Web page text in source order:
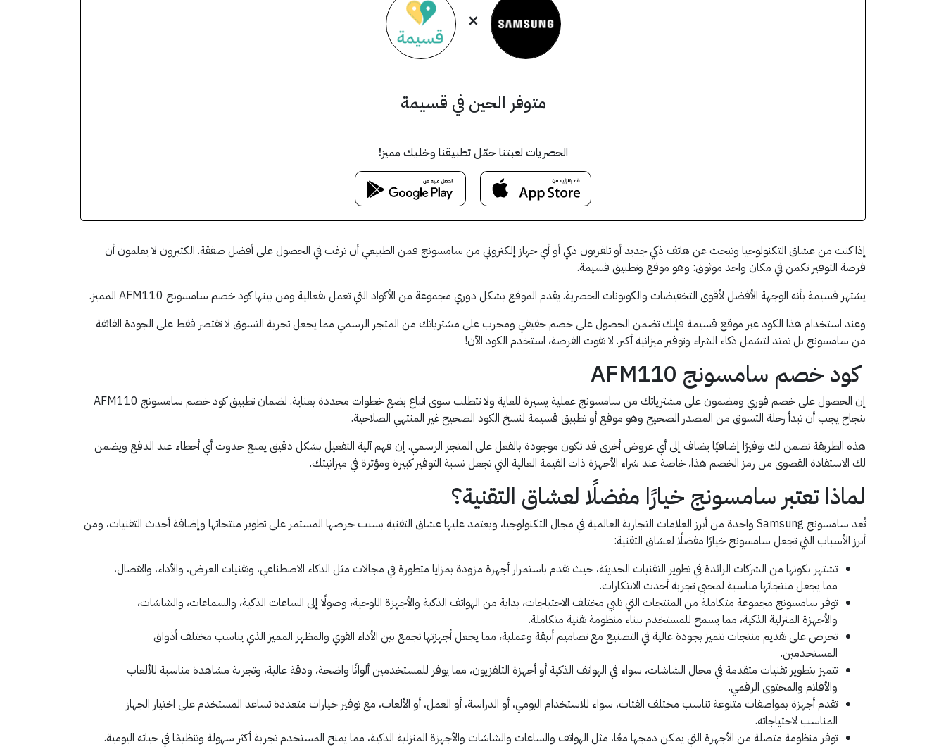
×
متوفر الحين في قسيمة
الحصريات لعبتنا حمّل تطبيقنا وخليك مميز!
إذا كنت من عشاق التكنولوجيا وتبحث عن هاتف ذكي جديد أو تلفزيون ذكي أو أي جهاز إلكتروني من سامسونج فمن الطبيعي أن ترغب في الحصول على أفضل صفقة. الكثيرون لا يعلمون أن
فرصة التوفير تكمن في مكان واحد موثوق: وهو موقع وتطبيق قسيمة.
يشتهر قسيمة بأنه الوجهة الأفضل لأقوى التخفيضات والكوبونات الحصرية. يقدم الموقع بشكل دوري مجموعة من الأكواد التي تعمل بفعالية ومن بينها كود خصم سامسونج AFM110 المميز.
وعند استخدام هذا الكود عبر موقع قسيمة فإنك تضمن الحصول على خصم حقيقي ومجرب على مشترياتك من المتجر الرسمي مما يجعل تجربة التسوق لا تقتصر فقط على الجودة الفائقة
من سامسونج بل تمتد لتشمل ذكاء الشراء وتوفير ميزانية أكبر. لا تفوت الفرصة، استخدم الكود الآن!
كود خصم سامسونج AFM110
إن الحصول على خصم فوري ومضمون على مشترياتك من سامسونج عملية يسيرة للغاية ولا تتطلب سوى اتباع بضع خطوات محددة بعناية. لضمان تطبيق كود خصم سامسونج AFM110
بنجاح يجب أن تبدأ رحلة التسوق من المصدر الصحيح وهو موقع أو تطبيق قسيمة لنسخ الكود الصحيح غير المنتهي الصلاحية.
هذه الطريقة تضمن لك توفيرًا إضافيًا يضاف إلى أي عروض أخرى قد تكون موجودة بالفعل على المتجر الرسمي. إن فهم آلية التفعيل بشكل دقيق يمنع حدوث أي أخطاء عند الدفع ويضمن
لك الاستفادة القصوى من رمز الخصم هذا، خاصة عند شراء الأجهزة ذات القيمة العالية التي تجعل نسبة التوفير كبيرة ومؤثرة في ميزانيتك.
لماذا تعتبر سامسونج خيارًا مفضلًا لعشاق التقنية؟
تُعد سامسونج Samsung واحدة من أبرز العلامات التجارية العالمية في مجال التكنولوجيا، ويعتمد عليها عشاق التقنية بسبب حرصها المستمر على تطوير منتجاتها وإضافة أحدث التقنيات، ومن
أبرز الأسباب التي تجعل سامسونج خيارًا مفضلًا لعشاق التقنية:
تشتهر بكونها من الشركات الرائدة في تطوير التقنيات الحديثة، حيث تقدم باستمرار أجهزة مزودة بمزايا متطورة في مجالات مثل الذكاء الاصطناعي، وتقنيات العرض، والأداء، والاتصال،
مما يجعل منتجاتها مناسبة لمحبي تجربة أحدث الابتكارات.
توفر سامسونج مجموعة متكاملة من المنتجات التي تلبي مختلف الاحتياجات، بداية من الهواتف الذكية والأجهزة اللوحية، وصولًا إلى الساعات الذكية، والسماعات، والشاشات،
والأجهزة المنزلية الذكية، مما يسمح للمستخدم ببناء منظومة تقنية متكاملة.
تحرص على تقديم منتجات تتميز بجودة عالية في التصنيع مع تصاميم أنيقة وعملية، مما يجعل أجهزتها تجمع بين الأداء القوي والمظهر المميز الذي يناسب مختلف أذواق
المستخدمين.
تتميز بتطوير تقنيات متقدمة في مجال الشاشات، سواء في الهواتف الذكية أو أجهزة التلفزيون، مما يوفر للمستخدمين ألوانًا واضحة، ودقة عالية، وتجربة مشاهدة مناسبة للألعاب
والأفلام والمحتوى الرقمي.
تقدم أجهزة بمواصفات متنوعة تناسب مختلف الفئات، سواء للاستخدام اليومي، أو الدراسة، أو العمل، أو الألعاب، مع توفير خيارات متعددة تساعد المستخدم على اختيار الجهاز
المناسب لاحتياجاته.
توفر منظومة متصلة من الأجهزة التي يمكن دمجها معًا، مثل الهواتف والساعات والشاشات والأجهزة المنزلية الذكية، مما يمنح المستخدم تجربة أكثر سهولة وتنظيمًا في حياته اليومية.